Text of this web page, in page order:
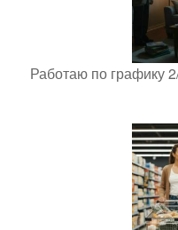
Работаю по графику